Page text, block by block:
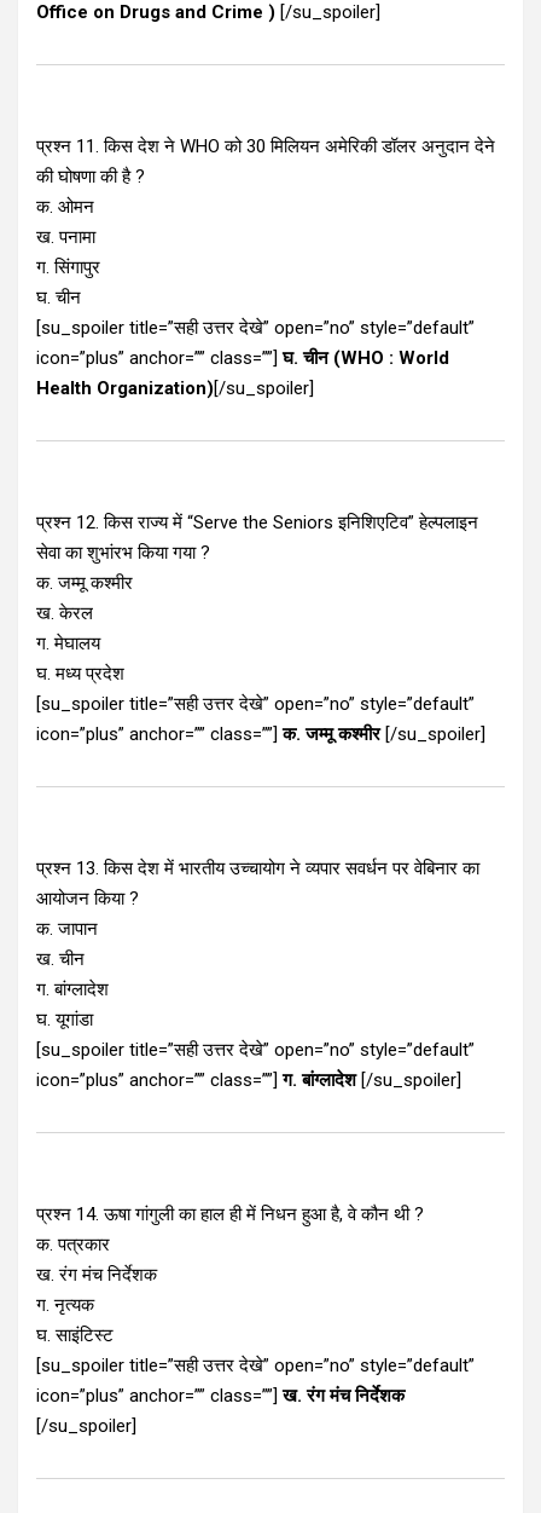
Office on Drugs and Crime ) [/su_spoiler]
प्रश्न 11. किस देश ने WHO को 30 मिलियन अमेरिकी डॉलर अनुदान देने
की घोषणा की है ?
क. ओमन
ख. पनामा
ग. सिंगापुर
घ. चीन
[su_spoiler title=”सही उत्तर देखे” open=”no” style=”default”
icon=”plus” anchor=”” class=””]घ. चीन (WHO : World
Health Organization)[/su_spoiler]
प्रश्न 12. किस राज्य में “Serve the Seniors इनिशिएटिव” हेल्पलाइन
सेवा का शुभांरभ किया गया ?
क. जम्मू कश्मीर
ख. केरल
ग. मेघालय
घ. मध्य प्रदेश
[su_spoiler title=”सही उत्तर देखे” open=”no” style=”default”
icon=”plus” anchor=”” class=””]क. जम्मू कश्मीर[/su_spoiler]
प्रश्न 13. किस देश में भारतीय उच्चायोग ने व्यपार सवर्धन पर वेबिनार का
आयोजन किया ?
क. जापान
ख. चीन
ग. बांग्लादेश
घ. यूगांडा
[su_spoiler title=”सही उत्तर देखे” open=”no” style=”default”
icon=”plus” anchor=”” class=””]ग. बांग्लादेश[/su_spoiler]
प्रश्न 14. ऊषा गांगुली का हाल ही में निधन हुआ है, वे कौन थी ?
क. पत्रकार
ख. रंग मंच निर्देशक
ग. नृत्यक
घ. साइंटिस्ट
[su_spoiler title=”सही उत्तर देखे” open=”no” style=”default”
icon=”plus” anchor=”” class=””]ख. रंग मंच निर्देशक
[/su_spoiler]